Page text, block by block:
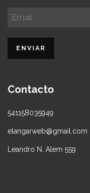
Contacto
541158035949
elangarweb@gmail.com
Leandro N. Alem 559